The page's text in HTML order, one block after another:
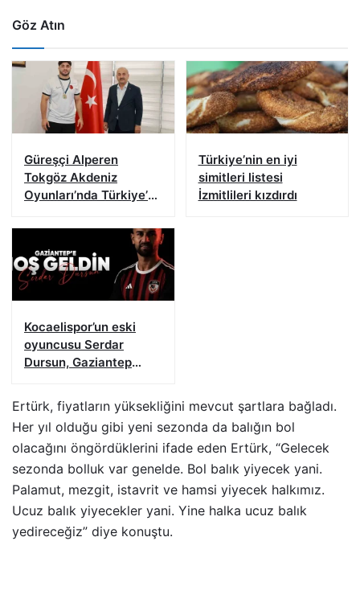
Göz Atın
Güreşçi Alperen
Tokgöz Akdeniz
Oyunları’nda Türkiye’yi
Türkiye’nin en iyi
simitleri listesi
İzmitlileri kızdırdı
Kocaelispor’un eski
oyuncusu Serdar
Dursun, Gaziantep
Ertürk, fiyatların yüksekliğini mevcut şartlara bağladı.
Her yıl olduğu gibi yeni sezonda da balığın bol
olacağını öngördüklerini ifade eden Ertürk, “Gelecek
sezonda bolluk var genelde. Bol balık yiyecek yani.
Palamut, mezgit, istavrit ve hamsi yiyecek halkımız.
Ucuz balık yiyecekler yani. Yine halka ucuz balık
yedireceğiz” diye konuştu.